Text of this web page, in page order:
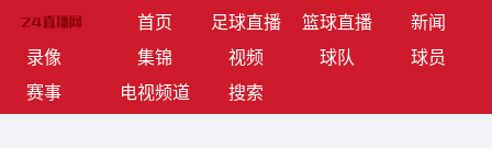
首页(current)足球直播 篮球直播
新闻
录像
集锦 视频 球队
球员
赛事
电视频道 搜索